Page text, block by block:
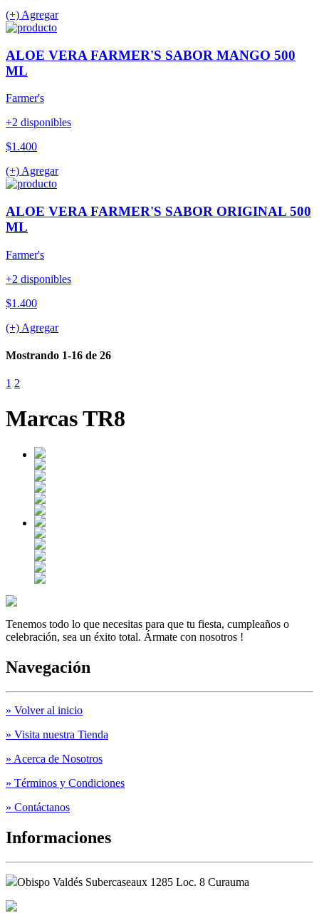
(+) Agregar
ALOE VERA FARMER'S SABOR MANGO 500
ML
Farmer's
+2 disponibles
$1.400
(+) Agregar
ALOE VERA FARMER'S SABOR ORIGINAL 500
ML
Farmer's
+2 disponibles
$1.400
(+) Agregar
Mostrando 1-16 de 26
1 2
Marcas TR8
Tenemos todo lo que necesitas para que tu fiesta, cumpleaños o
celebración, sea un éxito total. Ármate con nosotros !
Navegación
» Volver al inicio
» Visita nuestra Tienda
» Acerca de Nosotros
» Términos y Condiciones
» Contáctanos
Informaciones
Obispo Valdés Subercaseaux 1285 Loc. 8 Curauma